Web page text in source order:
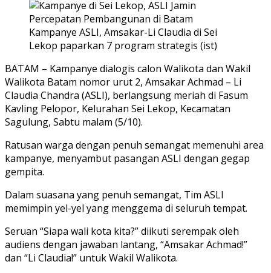
Kampanye ASLI, Amsakar-Li Claudia di Sei
Lekop paparkan 7 program strategis (ist)
BATAM – Kampanye dialogis calon Walikota dan Wakil
Walikota Batam nomor urut 2, Amsakar Achmad – Li
Claudia Chandra (ASLI), berlangsung meriah di Fasum
Kavling Pelopor, Kelurahan Sei Lekop, Kecamatan
Sagulung, Sabtu malam (5/10).
Ratusan warga dengan penuh semangat memenuhi area
kampanye, menyambut pasangan ASLI dengan gegap
gempita.
Dalam suasana yang penuh semangat, Tim ASLI
memimpin yel-yel yang menggema di seluruh tempat.
Seruan “Siapa wali kota kita?” diikuti serempak oleh
audiens dengan jawaban lantang, “Amsakar Achmad!”
dan “Li Claudia!” untuk Wakil Walikota.